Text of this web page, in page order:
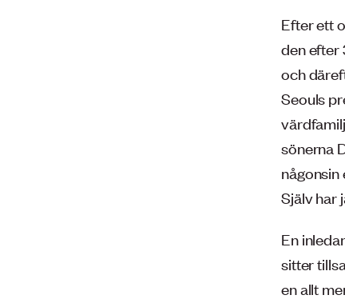
Efter ett
den efter
och
Seouls
sönerna
någonsin
Själv har
En
sitter
en allt